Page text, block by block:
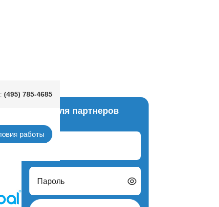
(495) 785-4685
работы
Вход для партнеров
Логин
Пароль